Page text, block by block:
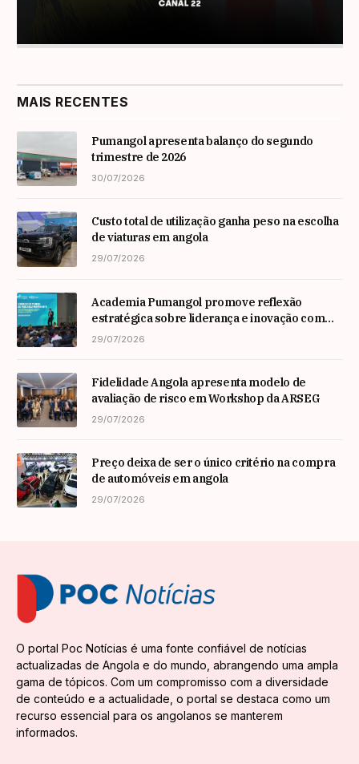
MAIS RECENTES
Pumangol apresenta balanço do segundo
trimestre de 2026
30/07/2026
Custo total de utilização ganha peso na escolha
de viaturas em angola
29/07/2026
Academia Pumangol promove reflexão
estratégica sobre liderança e inovação com
especialista internacional Nadim Habib
29/07/2026
Fidelidade Angola apresenta modelo de
avaliação de risco em Workshop da ARSEG
29/07/2026
Preço deixa de ser o único critério na compra
de automóveis em angola
29/07/2026
O portal Poc Notícias é uma fonte confiável de notícias
actualizadas de Angola e do mundo, abrangendo uma ampla
gama de tópicos. Com um compromisso com a diversidade
de conteúdo e a actualidade, o portal se destaca como um
recurso essencial para os angolanos se manterem
informados.